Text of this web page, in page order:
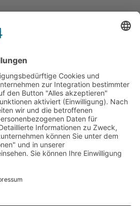
Bezirksverband Potsdam e. V.
Barrierefreiheitserklärung